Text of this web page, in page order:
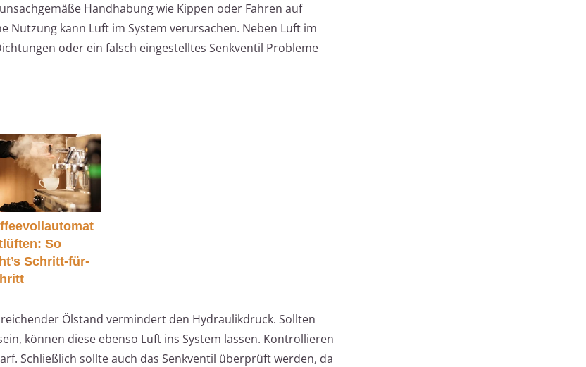
Handhabung wie Kippen oder Fahren auf
kann Luft im System verursachen. Neben Luft im
oder ein falsch eingestelltes Senkventil Probleme
So
Schritt-für-
Ölstand vermindert den Hydraulikdruck. Sollten
können diese ebenso Luft ins System lassen. Kontrollieren
Schließlich sollte auch das Senkventil überprüft werden, da